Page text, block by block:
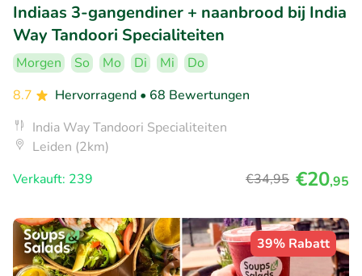
Indiaas 3-gangendiner + naanbrood bij India
Way Tandoori Specialiteiten
Morgen So Mo Di Mi
Do
8.7
Hervorragend • 68 Bewertungen
India Way Tandoori Specialiteiten
Leiden (2km)
Verkauft: 239
€34,95 €20,95
39% Rabatt